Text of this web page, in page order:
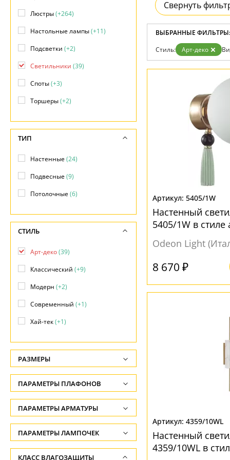
Возврат
Отзывы
Дизайнерам
Бренды
Контакты
Техно
Хай тек
Свернуть
ВЫБРАННЫЕ ФИЛЬТРЫ:
Стиль: Арт-деко
5405/1W
Настенный
5405/1W в стиле
Odeon Light
8 670 ₽
4359/10WL
Настенный
4359/10WL в
Люстры(+264)
Настольные лампы(+11)
Подсветки (+2)
Светильники (39)
Споты(+3)
Торшеры(+2)
ТИП
Настенные(24)
Подвесные(9)
Потолочные(6)
СТИЛЬ
Арт-деко(39)
Классический (+9)
Модерн (+2)
Современный (+1)
Хай-тек(+1)
РАЗМЕРЫ
Высота, см
-
Глубина, см
-
Ширина, см
ПАРАМЕТРЫ ПЛАФОНОВ
ФОРМА ПЛАФОНА
Абажур(1)
Декоративный(17)
ПАРАМЕТРЫ АРМАТУРЫ
ЦВЕТ АРМАТУРЫ
Белый(1)
ПАРАМЕТРЫ ЛАМПОЧЕК
Количество ламп
КЛАСС ВЛАГОЗАЩИТЫ